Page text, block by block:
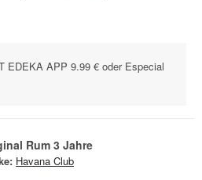
EDEKA APP 9.99 € oder Especial
Rum 3 Jahre
Havana Club